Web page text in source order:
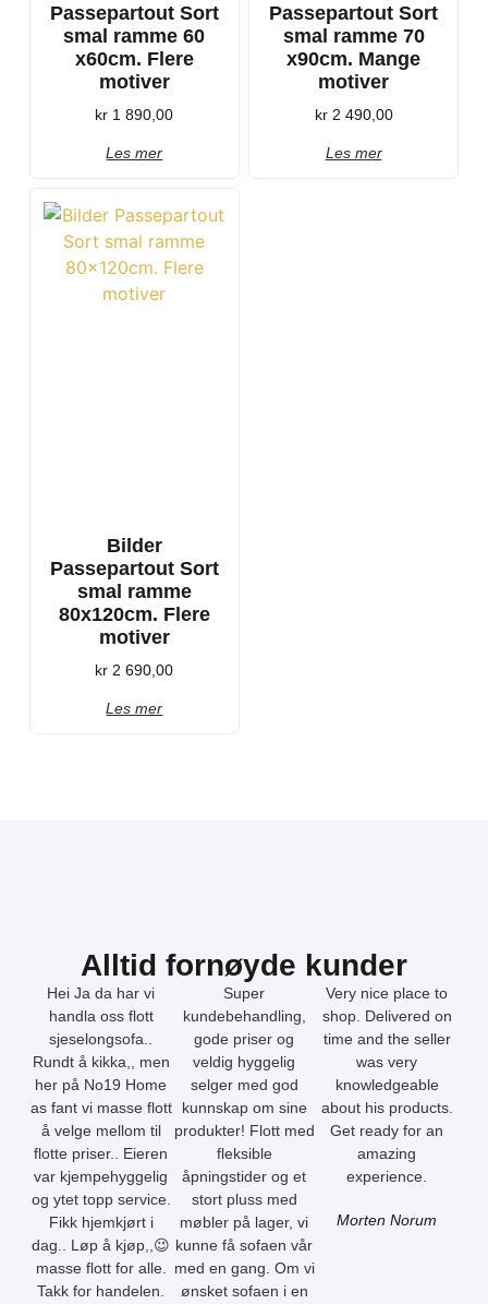
Passepartout Sort
smal ramme 60
x60cm. Flere
motiver
kr 1 890,00
Les mer
Passepartout Sort
smal ramme 70
x90cm. Mange
motiver
kr2 490,00
Les mer
Bilder
Passepartout Sort
smal ramme
80x120cm. Flere
motiver
kr 2 690,00
Les mer
Alltid fornøyde kunder
Hei Ja da har vi
handla oss flott
sjeselongsofa..
Rundt å kikka,, men
her på No19 Home
as fant vi masse flott
å velge mellom til
flotte priser.. Eieren
var kjempehyggelig
og ytet topp service.
Fikk hjemkjørt i
dag.. Løp å kjøp,,😉
masse flott for alle.
Takk for handelen.
Super
kundebehandling,
gode priser og
veldig hyggelig
selger med god
kunnskap om sine
produkter! Flott med
fleksible
åpningstider og et
stort pluss med
møbler på lager, vi
kunne få sofaen vår
med en gang. Om vi
ønsket sofaen i en
Very nice place to
shop. Delivered on
time and the seller
was very
knowledgeable
about his products.
Get ready for an
amazing
experience.
Morten Norum